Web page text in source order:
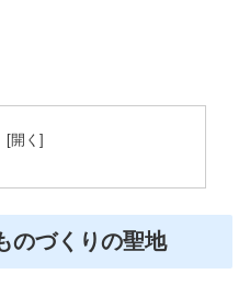
のづくりの聖地